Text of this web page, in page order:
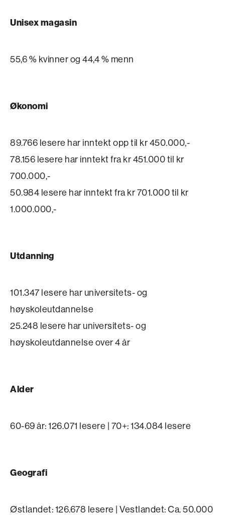
Unisex magasin
55,6 % kvinner og 44,4 % menn
Økonomi
89.766 lesere har inntekt opp til kr 450.000,-
78.156 lesere har inntekt fra kr 451.000 til kr
700.000,-
50.984 lesere har inntekt fra kr 701.000 til kr
1.000.000,-
Utdanning
101.347 lesere har universitets- og
høyskoleutdannelse
25.248 lesere har universitets- og
høyskoleutdannelse over 4 år
Alder
60-69 år: 126.071 lesere | 70+: 134.084 lesere
Geografi
Østlandet: 126.678 lesere | Vestlandet: Ca. 50.000